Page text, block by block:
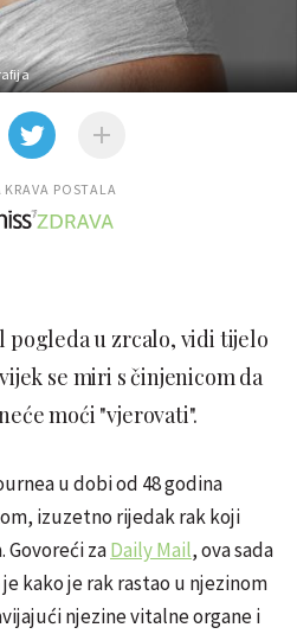
KRAVA POSTALA
pogleda u zrcalo, vidi tijelo
se miri s činjenicom da
moći "vjerovati".
u dobi od 48 godina
izuzetno rijedak rak koji
Govoreći zaDaily Mail, ova sada
kako je rak rastao u njezinom
njezine vitalne organe i